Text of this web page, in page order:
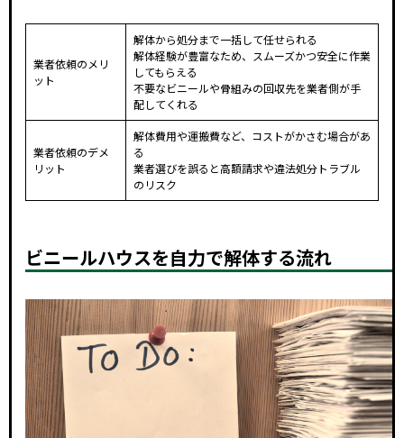
業者依頼のメリ
ット
解体から処分まで一括して任せられる
解体経験が豊富なため、スムーズかつ安全に作業
してもらえる
不要なビニールや骨組みの回収先を業者側が手
配してくれる
業者依頼のデメ
リット
解体費用や運搬費など、コストがかさむ場合があ
る
業者選びを誤ると高額請求や違法処分トラブル
のリスク
ビニールハウスを自力で解体する流れ